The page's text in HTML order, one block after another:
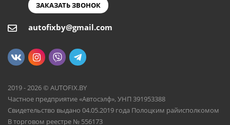
ЗАКАЗАТЬ ЗВОНОК
autofixby@gmail.com
2019 - 2026 © AUTOFIX.BY
Частное предприятие «Автосэлф», УНП 391953388
Свидетельство выдано 04.05.2019 года Полоцким райисполкомом
В торговом реестре № 556173